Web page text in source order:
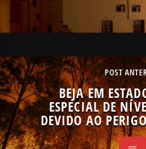
POST
BEJA EM
ESPECIAL DE
DEVIDO AO